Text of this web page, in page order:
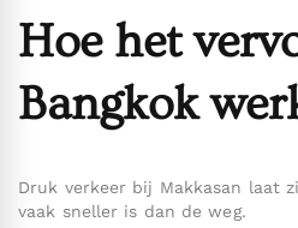
Hoe het
Bangkok
Druk verkeer bij Makkasan laat
vaak sneller is dan de weg.